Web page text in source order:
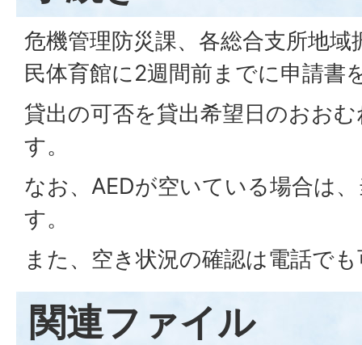
危機管理防災課、各総合支所地
民体育館に2週間前までに申請
貸出の可否を貸出希望日のおお
す。
なお、AEDが空いている場合は
す。
また、空き状況の確認は電話で
関連ファイル